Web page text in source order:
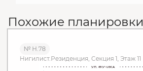
Похожие планировки
№ Н.78
Нигилист.Резиденция, Секция 1, Этаж 11